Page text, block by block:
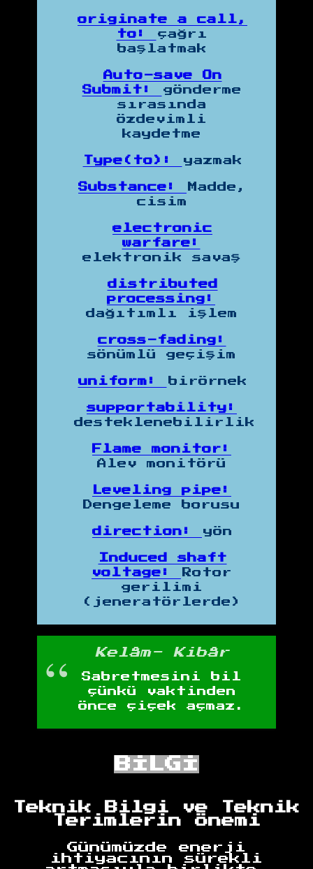
originate a call,
to:
çağrı
başlatmak
Auto-save On
Submit:
gönderme
sırasında
özdevimli
kaydetme
Type(to): yazmak
Substance:
Madde,
cisim
electronic
warfare:
elektronik savaş
distributed
processing:
dağıtımlı işlem
cross-fading:
sönümlü geçişim
uniform: birörnek
supportability:
desteklenebilirlik
Flame monitor:
Alev monitörü
Leveling pipe:
Dengeleme borusu
direction: yön
Induced shaft
voltage:
Rotor
gerilimi
(jeneratörlerde)
Kelâm- Kibâr
Sabretmesini bil
çünkü vaktinden
önce çiçek açmaz.
BİLGİ
Teknik Bilgi ve Teknik
Terimlerin Önemi
Günümüzde enerji
ihtiyacının sürekli